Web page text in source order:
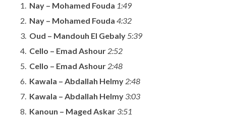
1. Nay – Mohamed Fouda 1:49
2. Nay – Mohamed Fouda 4:32
3. Oud – Mandouh El Gebaly5:39
4. Cello – Emad Ashour 2:52
5. Cello – Emad Ashour 2:48
6. Kawala – Abdallah Helmy 2:48
7. Kawala – Abdallah Helmy 3:03
8. Kanoun – Maged Askar 3:51